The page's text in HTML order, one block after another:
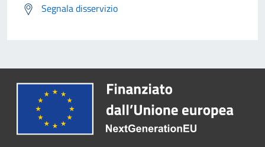
Segnala disservizio